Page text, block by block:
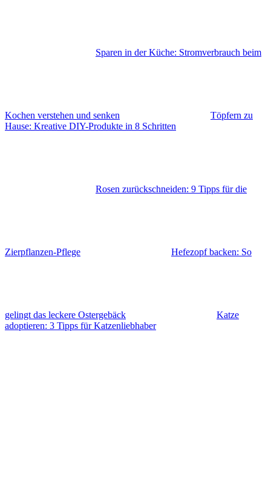
Sparen in der Küche: Stromverbrauch beim
Kochen verstehen und senken
Töpfern zu
Hause: Kreative DIY-Produkte in 8 Schritten
Rosen zurückschneiden: 9 Tipps für die
Zierpflanzen-Pflege Hefezopf backen: So
gelingt das leckere Ostergebäck
Katze
adoptieren: 3 Tipps für Katzenliebhaber